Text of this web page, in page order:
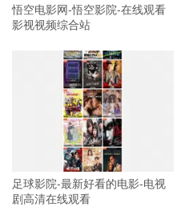
悟空电影网-悟空影院-在线观看
影视视频综合站
足球影院-最新好看的电影-电视
剧高清在线观看